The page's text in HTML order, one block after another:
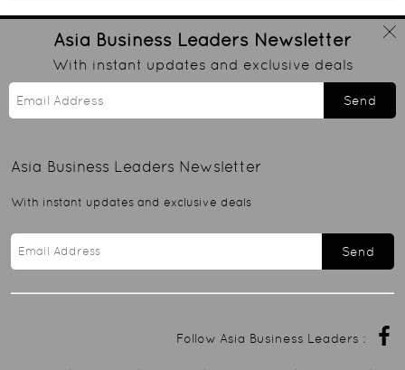
Asia Business Leaders Newsletter
With instant updates and exclusive deals
Send
Asia Business Leaders Newsletter
With instant updates and exclusive deals
Send
Follow Asia Business Leaders :